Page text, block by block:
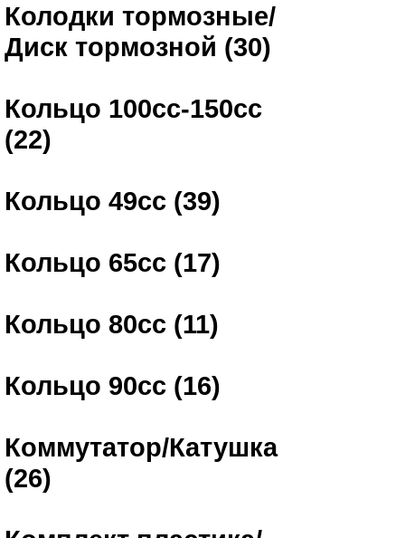
Колодки тормозные/
Диск тормозной (30)
Кольцо 100сс-150сс
(22)
Кольцо 49сс (39)
Кольцо 65сс (17)
Кольцо 80сс (11)
Кольцо 90сс (16)
Коммутатор/Катушка
(26)